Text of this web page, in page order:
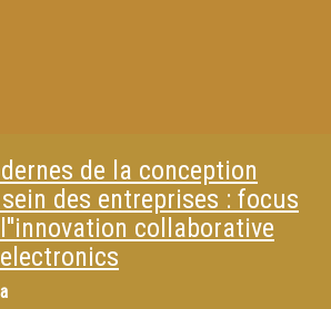
de la conception
des entreprises : focus
collaborative